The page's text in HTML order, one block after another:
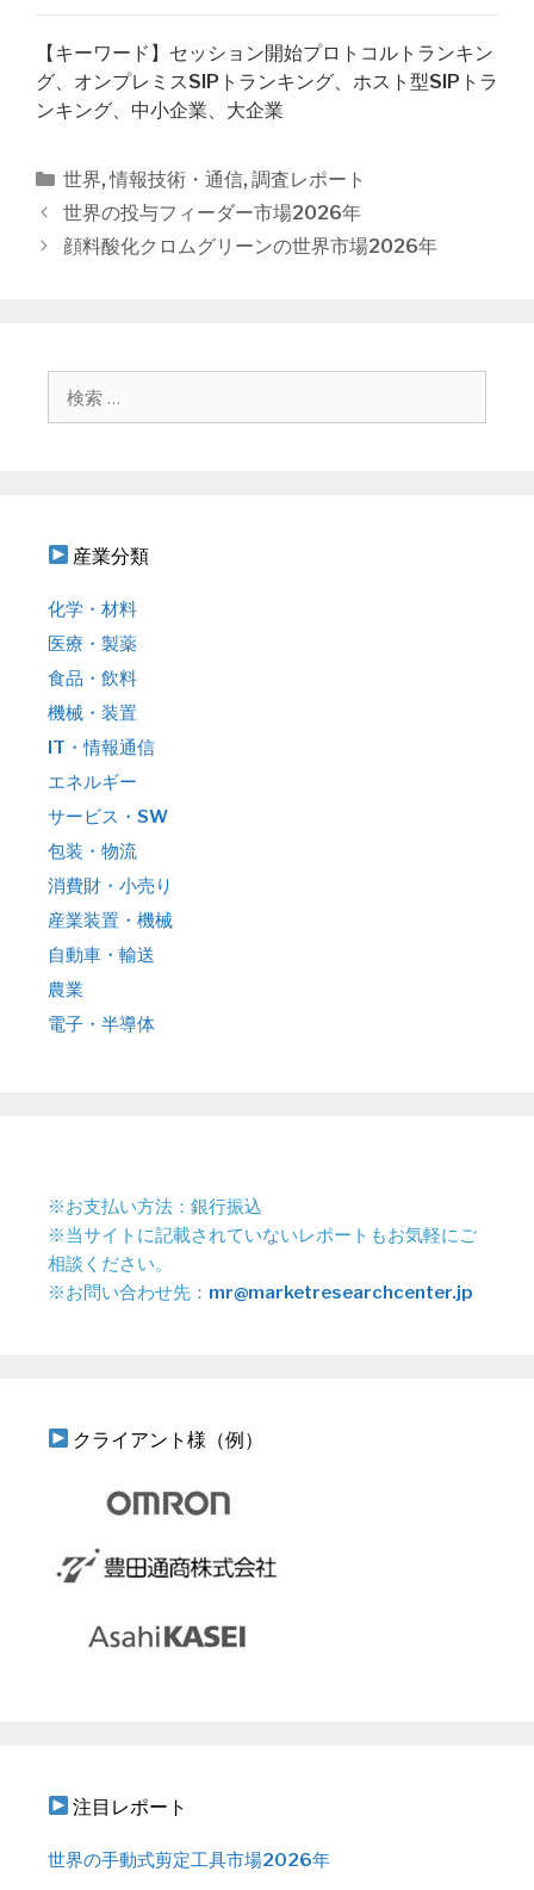
【キーワード】セッション開始プロトコルトランキン
グ、オンプレミスSIPトランキング、ホスト型SIPトラ
ンキング、中小企業、大企業
カ
テ
ゴ
リ
世界,情報技術・通信, 調査レポート
投
稿
世界の投与フィーダー市場2026年
顔料酸化クロムグリーンの世界市場2026年
産業分類
化学・材料
医療・製薬
食品・飲料
機械・装置
IT・情報通信
エネルギー
サービス・SW
包装・物流
消費財・小売り
産業装置・機械
自動車・輸送
農業
電子・半導体
※お支払い方法：銀行振込
※当サイトに記載されていないレポートもお気軽にご
相談ください。
※お問い合わせ先： mr@marketresearchcenter.jp
クライアント様（例）
注目レポート
世界の手動式剪定工具市場2026年